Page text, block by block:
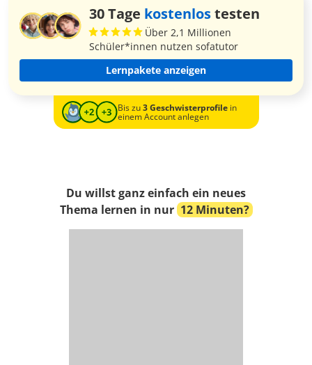
30 Tage kostenlostesten
Über 2,1 Millionen
Schüler*innen nutzen sofatutor
Lernpakete anzeigen
Bis zu3 Geschwisterprofilein
einem Account anlegen
Du willst ganz einfach ein neues
Thema lernen in nur 12 Minuten?